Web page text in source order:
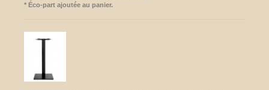
* Éco-part ajoutée au panier.